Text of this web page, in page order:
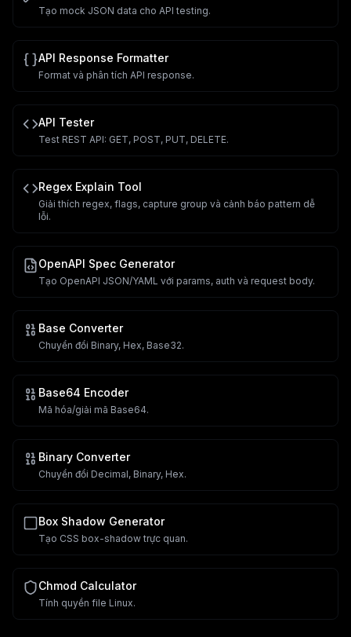
Tạo mock JSON data cho API testing.
API Response Formatter
Format và phân tích API response.
API Tester
Test REST API: GET, POST, PUT, DELETE.
Regex Explain Tool
Giải thích regex, flags, capture group và cảnh báo pattern dễ
lỗi.
OpenAPI Spec Generator
Tạo OpenAPI JSON/YAML với params, auth và request body.
Base Converter
Chuyển đổi Binary, Hex, Base32.
Base64 Encoder
Mã hóa/giải mã Base64.
Binary Converter
Chuyển đổi Decimal, Binary, Hex.
Box Shadow Generator
Tạo CSS box-shadow trực quan.
Chmod Calculator
Tính quyền file Linux.